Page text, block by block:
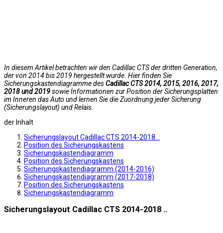
In diesem Artikel betrachten wir den Cadillac CTS der dritten Generation,
der von 2014 bis 2019 hergestellt wurde. Hier finden Sie
Sicherungskastendiagramme desCadillac CTS 2014, 2015, 2016, 2017,
2018 und 2019sowie Informationen zur Position der Sicherungsplatten
im Inneren das Auto und lernen Sie die Zuordnung jeder Sicherung
(Sicherungslayout) und Relais.
der Inhalt
Sicherungslayout Cadillac CTS 2014-2018 ..
Position des Sicherungskastens
Sicherungskastendiagramm
Position des Sicherungskastens
Sicherungskastendiagramm (2014-2016)
Sicherungskastendiagramm (2017-2018)
Position des Sicherungskastens
Sicherungskastendiagramm
Sicherungslayout Cadillac CTS 2014-2018 ..